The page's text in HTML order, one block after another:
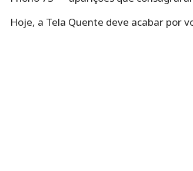
Hoje, a Tela Quente deve acabar por